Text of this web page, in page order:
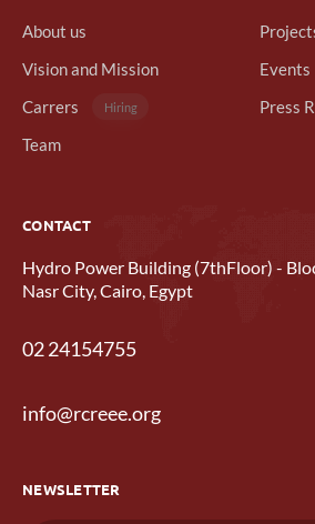
About us
Vision and Mission
Carrers
Hiring
Team
Events
Press
CONTACT
Hydro Power Building (7thFloor) -
Nasr City, Cairo, Egypt
02 24154755
info@rcreee.org
NEWSLETTER